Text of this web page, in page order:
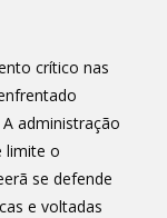
crítico nas
administração
limite o
se defende
e voltadas